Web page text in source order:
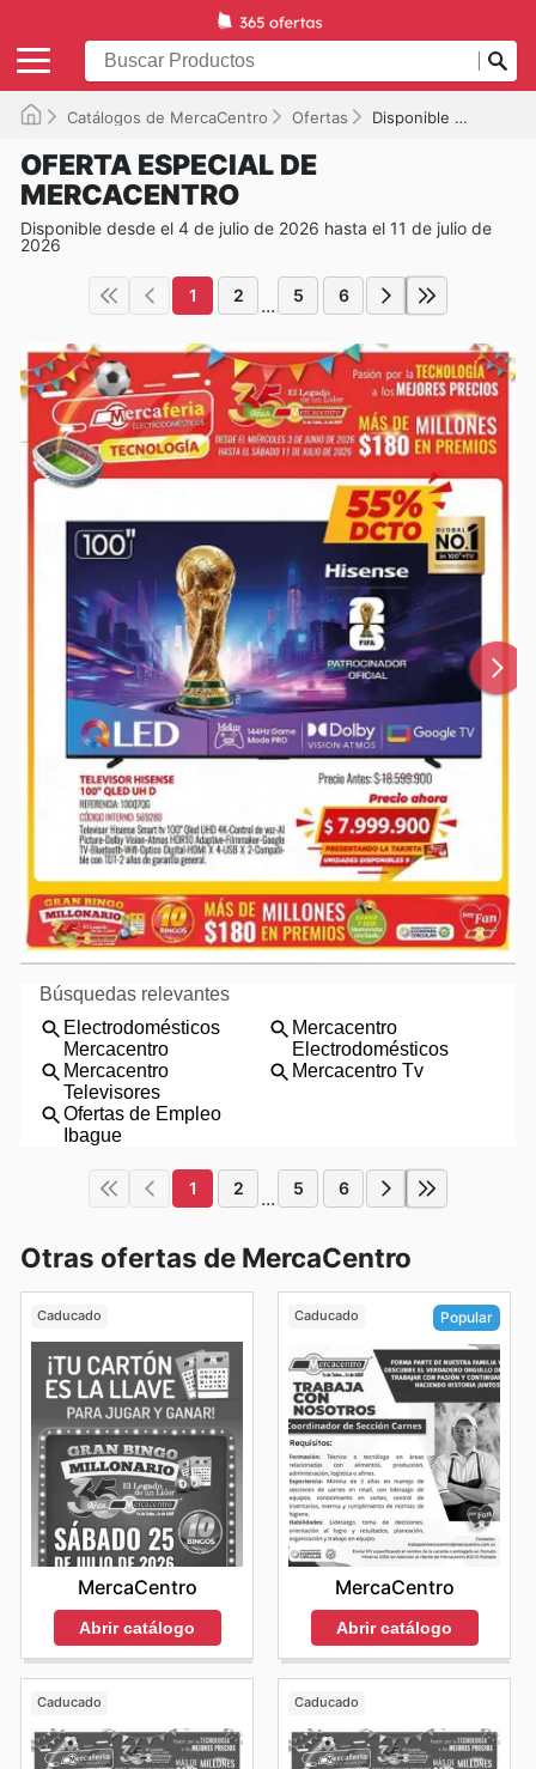
Catálogos de MercaCentro Ofertas Disponible hasta el 11/07/2026
OFERTA ESPECIAL DE
MERCACENTRO
Disponible desde el 4 de julio de 2026 hasta el 11 de julio de
2026
1 2 ... 5 6
1 2 ... 5 6
Otras ofertas de MercaCentro
Caducado
MercaCentro
Abrir catálogo
Caducado Popular
MercaCentro
Abrir catálogo
Caducado Caducado